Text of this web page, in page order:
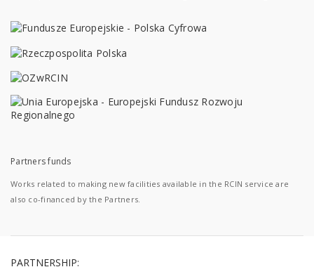
Partners funds
Works related to making new facilities available in the RCIN service are
also co-financed by the Partners.
PARTNERSHIP: